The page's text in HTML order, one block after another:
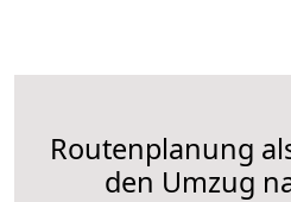
Routenplanung
den Umzug